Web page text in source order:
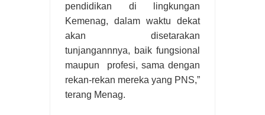
pendidikan di lingkungan
Kemenag, dalam waktu dekat
akan disetarakan
tunjangannnya, baik fungsional
maupun profesi, sama dengan
rekan-rekan mereka yang PNS,”
terang Menag.